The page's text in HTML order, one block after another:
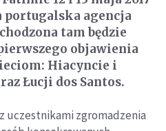
agencja
tam będzie
objawienia
Hiacyncie i
Łucji dos Santos.
uczestnikami zgromadzenia